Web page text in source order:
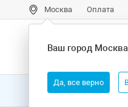
Ваш город Москва
Да, все верно
Москва Оплата
Все товары